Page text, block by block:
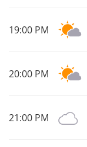
19:00 PM
20:00 PM
21:00 PM